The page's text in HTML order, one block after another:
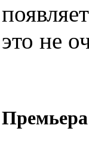
это не
Премьера